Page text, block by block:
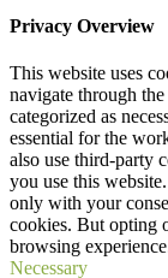
Privacy Overview
This website uses
navigate through
categorized as
essential for the
also use third-party
you use this
only with your
cookies. But opting
browsing
Necessary